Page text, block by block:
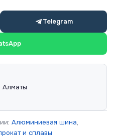
Telegram
Алматы
Алюминиевая шина,
и сплавы